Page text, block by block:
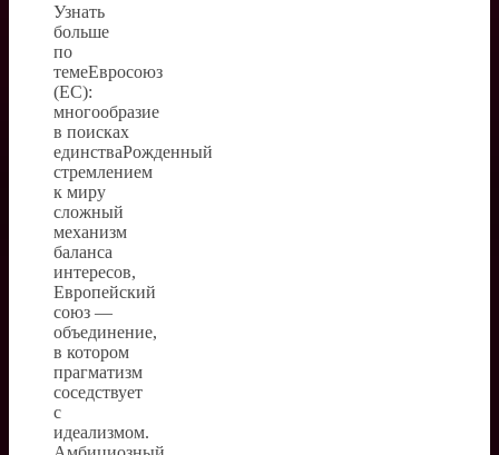
Узнать
больше
по
темеЕвросоюз
(ЕС):
многообразие
в поисках
единстваРожденный
стремлением
к миру
сложный
механизм
баланса
интересов,
Европейский
союз —
объединение,
в котором
прагматизм
соседствует
с
идеализмом.